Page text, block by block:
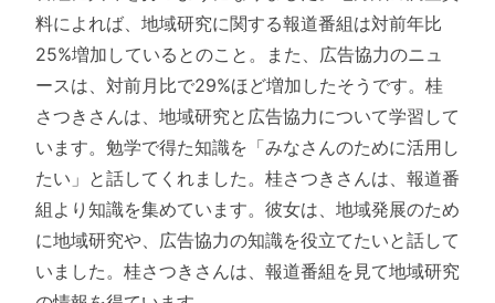
料によれば、地域研究に関する報道番組は対前年比
25%増加しているとのこと。また、広告協力のニュ
ースは、対前月比で29%ほど増加したそうです。桂
さつきさんは、地域研究と広告協力について学習して
います。勉学で得た知識を「みなさんのために活用し
たい」と話してくれました。桂さつきさんは、報道番
組より知識を集めています。彼女は、地域発展のため
に地域研究や、広告協力の知識を役立てたいと話して
いました。桂さつきさんは、報道番組を見て地域研究